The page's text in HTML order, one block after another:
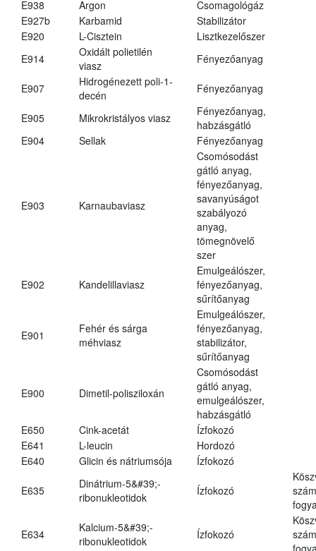
E938
Argon
Csomagológáz
E927b
Karbamid
Stabilizátor
E920
L-Cisztein
Lisztkezelőszer
E914
Oxidált polietilén
viasz
Fényezőanyag
E907
Hidrogénezett poli-1-
decén
Fényezőanyag
E905 Mikrokristályos viasz
Fényezőanyag,
habzásgátló
E904
Sellak Fényezőanyag
E903 Karnaubaviasz
Csomósodást
gátló anyag,
fényezőanyag,
savanyúságot
szabályozó
anyag,
tömegnövelő
szer
E902 Kandelillaviasz
Emulgeálószer,
fényezőanyag,
sűrítőanyag
E901
Fehér és sárga
méhviasz
Emulgeálószer,
fényezőanyag,
stabilizátor,
sűrítőanyag
E900 Dimetil-polisziloxán
Csomósodást
gátló anyag,
emulgeálószer,
habzásgátló
E650
Cink-acetát
Ízfokozó
E641
L-leucin
Hordozó
E640
Glicin és nátriumsója Ízfokozó
E635
Dinátrium-5&#39;-
ribonukleotidok
Ízfokozó
E634
Kalcium-5&#39;-
ribonukleotidok
Ízfokozó